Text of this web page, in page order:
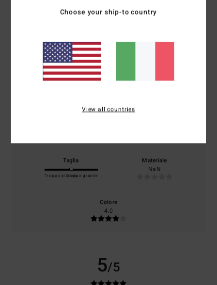
5.0
Taglia
Troppo piccoloTroppo grande
Materiale
NaN
Colore
4.0
5/5
Choose your ship-to country
View all countries